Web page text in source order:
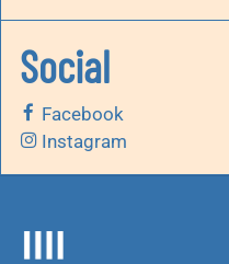
Social
Facebook
Instagram